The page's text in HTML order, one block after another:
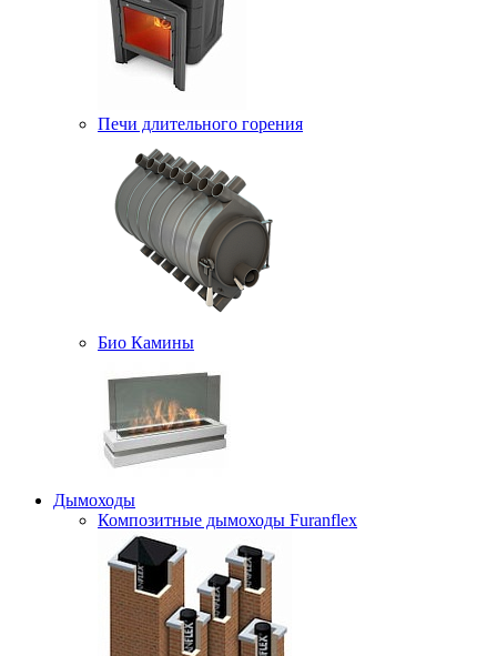
Печи длительного горения
Био Камины
Дымоходы
Композитные дымоходы Furanflex